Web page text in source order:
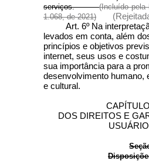
serviços.(Incluído pela
1.068, de 2021)
Art. 6º Na
levados em conta, além
princípios e objetivos
internet, seus usos e
sua importância para a
desenvolvimento humano,
e cultural.
DOS DIREITOS E